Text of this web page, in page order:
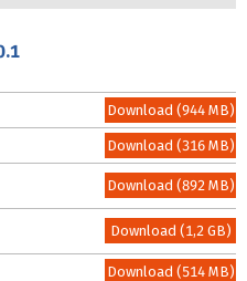
Download (944 MB)
Download (316 MB)
Download (892 MB)
Download (1,2 GB)
Download (514 MB)